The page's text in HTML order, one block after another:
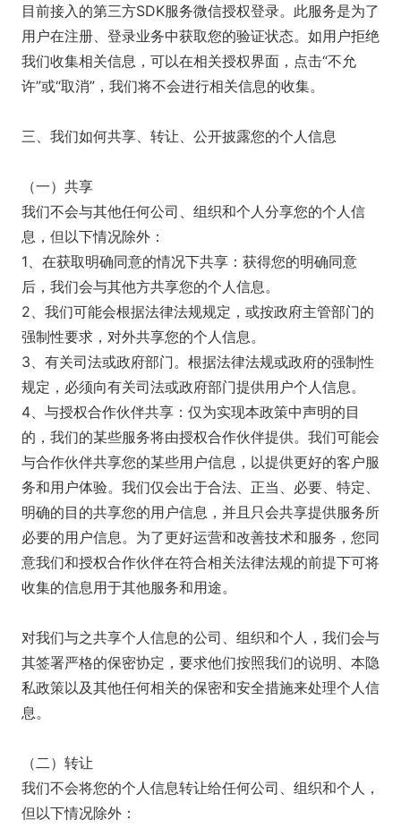
目前接入的第三方SDK服务微信授权登录。此服务是为了
用户在注册、登录业务中获取您的验证状态。如用户拒绝
我们收集相关信息，可以在相关授权界面，点击“不允
许”或“取消”，我们将不会进行相关信息的收集。
三、我们如何共享、转让、公开披露您的个人信息
（一）共享
我们不会与其他任何公司、组织和个人分享您的个人信
息，但以下情况除外：
1、在获取明确同意的情况下共享：获得您的明确同意
后，我们会与其他方共享您的个人信息。
2、我们可能会根据法律法规规定，或按政府主管部门的
强制性要求，对外共享您的个人信息。
3、有关司法或政府部门。根据法律法规或政府的强制性
规定，必须向有关司法或政府部门提供用户个人信息。
4、与授权合作伙伴共享：仅为实现本政策中声明的目
的，我们的某些服务将由授权合作伙伴提供。我们可能会
与合作伙伴共享您的某些用户信息，以提供更好的客户服
务和用户体验。我们仅会出于合法、正当、必要、特定、
明确的目的共享您的用户信息，并且只会共享提供服务所
必要的用户信息。为了更好运营和改善技术和服务，您同
意我们和授权合作伙伴在符合相关法律法规的前提下可将
收集的信息用于其他服务和用途。
对我们与之共享个人信息的公司、组织和个人，我们会与
其签署严格的保密协定，要求他们按照我们的说明、本隐
私政策以及其他任何相关的保密和安全措施来处理个人信
息。
（二）转让
我们不会将您的个人信息转让给任何公司、组织和个人，
但以下情况除外：